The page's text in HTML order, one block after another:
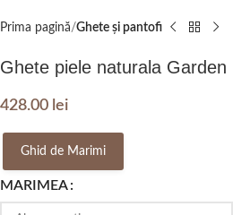
Prima pagină Ghete și pantofi
Ghete piele naturala Garden
428.00 lei
Ghid de Marimi
MARIMEA